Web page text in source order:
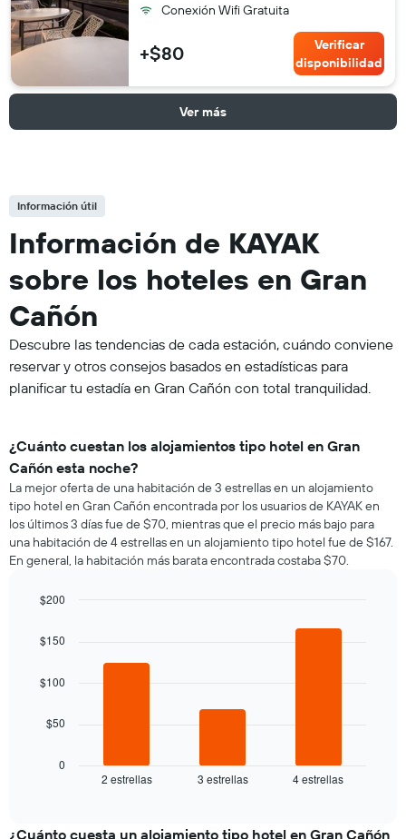
Conexión Wifi Gratuita
+$80
Verificar
disponibilidad
Ver más
Información útil
Información de KAYAK
sobre los hoteles en Gran
Cañón
Descubre las tendencias de cada estación, cuándo conviene
reservar y otros consejos basados en estadísticas para
planificar tu estadía en Gran Cañón con total tranquilidad.
¿Cuánto cuestan los alojamientos tipo hotel en Gran
Cañón esta noche?
La mejor oferta de una habitación de 3 estrellas en un alojamiento
tipo hotel en Gran Cañón encontrada por los usuarios de KAYAK en
los últimos 3 días fue de $70, mientras que el precio más bajo para
una habitación de 4 estrellas en un alojamiento tipo hotel fue de $167.
En general, la habitación más barata encontrada costaba $70.
with
bars.
siguiente
muestra
de
2 estrellas 3 estrellas 4 estrellas
0
$50
$100
$150
$200
¿Cuánto cuesta un alojamiento tipo hotel en Gran Cañón